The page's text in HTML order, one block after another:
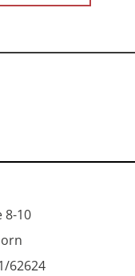
8-10
62624